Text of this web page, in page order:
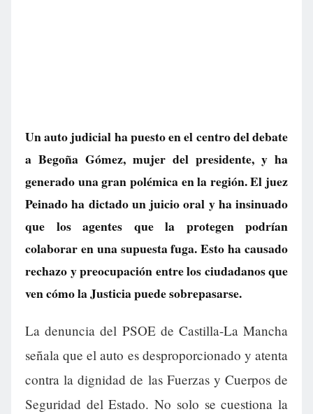
Un auto judicial ha puesto en el centro del debate
a Begoña Gómez, mujer del presidente, y ha
generado una gran polémica en la región. El juez
Peinado ha dictado un juicio oral y ha insinuado
que los agentes que la protegen podrían
colaborar en una supuesta fuga. Esto ha causado
rechazo y preocupación entre los ciudadanos que
ven cómo la Justicia puede sobrepasarse.
La denuncia del PSOE de Castilla-La Mancha
señala que el auto es desproporcionado y atenta
contra la dignidad de las Fuerzas y Cuerpos de
Seguridad del Estado. No solo se cuestiona la